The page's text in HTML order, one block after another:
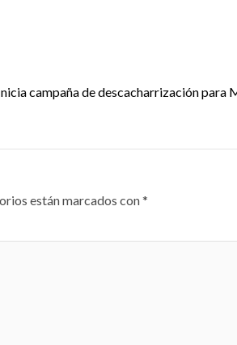
campaña de descacharrización para
están marcados con*